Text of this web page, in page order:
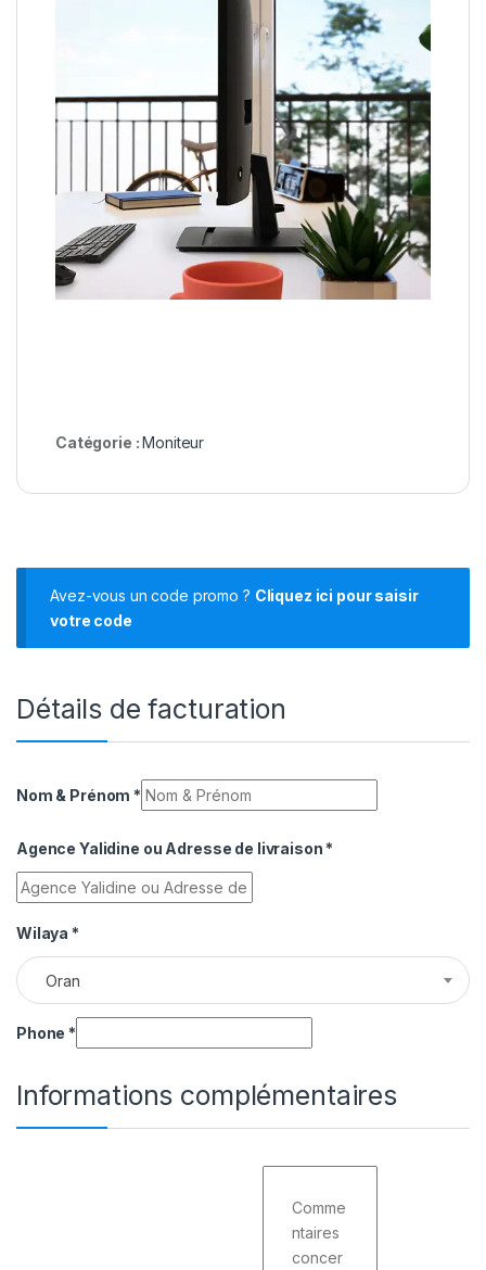
Catégorie :Moniteur
Avez-vous un code promo ? Cliquez ici pour saisir
votre code
Détails de facturation
Nom & Prénom *
Agence Yalidine ou Adresse de livraison *
Wilaya *
Oran
Phone *
Informations complémentaires